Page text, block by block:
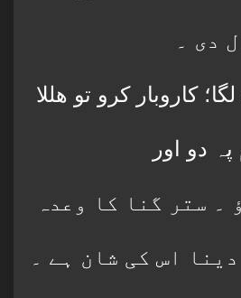
دی ۔
کاروبار کرو تو هللا
دو اور
۔ ستر گنا کا وعدہ
اس کی شان ہے ۔